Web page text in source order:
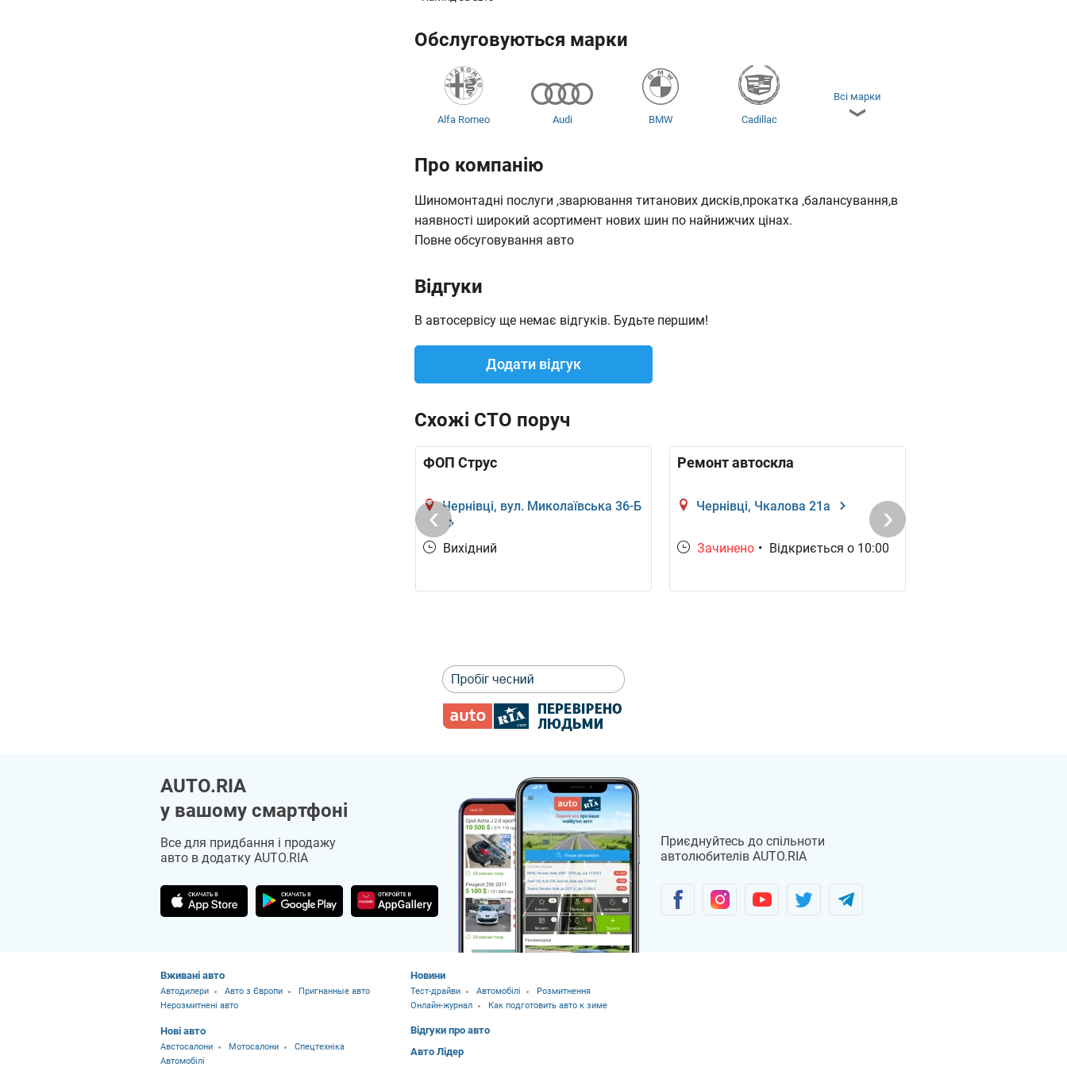
Обслуговуються марки
Alfa Romeo Audi BMW Cadillac
Rover Skoda Smart
Volkswagen Volvo
Chery
Всі марки
Про компанію
Шиномонтадні послуги ,зварювання титанових дисків,прокатка ,балансування,в
наявності широкий асортимент нових шин по найнижчих цінах.
Повне обсуговування авто
Відгуки
В автосервісу ще немає відгуків. Будьте першим!
Додати відгук
Схожі СТО поруч
ФОП Струс
Чернівці, вул. Миколаївська 36-Б
Вихідний
Ремонт автоскла
Чернівці, Чкалова 21а
Зачинено • Відкриється о 10:00
AUTO.RIA
у вашому смартфоні
Все для придбання і продажу
авто в додатку AUTO.RIA
Приєднуйтесь до спільноти
автолюбителів AUTO.RIA
Вживані авто
Автодилери Авто з Європи
Пригнанные авто
Нерозмитнені авто
Нові авто
Австосалони Мотосалони
Спецтехніка
Автомобілі
Новини
Тест-драйви Автомобілі
Розмитнення
Онлайн-журнал
Как подготовить авто к зиме
Відгуки про авто
Авто Лідер